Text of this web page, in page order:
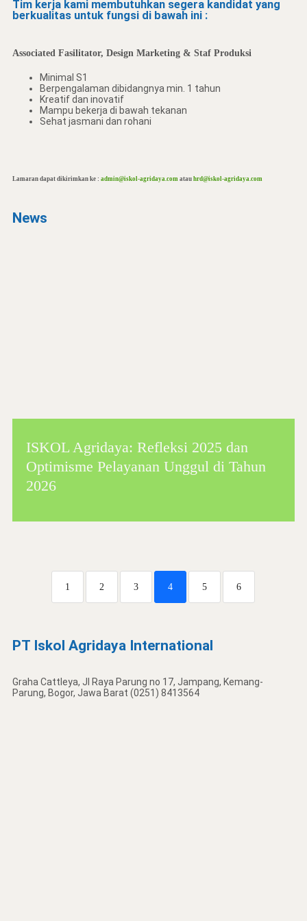
Tim kerja kami membutuhkan segera kandidat yang
berkualitas untuk fungsi di bawah ini :
Associated Fasilitator, Design Marketing & Staf Produksi
Minimal S1
Berpengalaman dibidangnya min. 1 tahun
Kreatif dan inovatif
Mampu bekerja di bawah tekanan
Sehat jasmani dan rohani
Lamaran dapat dikirimkan ke : admin@iskol-agridaya.com atau hrd@iskol-agridaya.com
News
ISKOL Agridaya: Refleksi 2025 dan
Optimisme Pelayanan Unggul di Tahun
2026
1 2 3 4 5 6
PT Iskol Agridaya International
Graha Cattleya, Jl Raya Parung no 17, Jampang, Kemang-
Parung, Bogor, Jawa Barat (0251) 8413564